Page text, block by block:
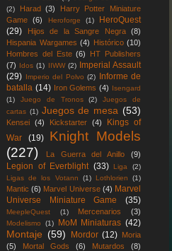
(2)
Harad (3)
Harry Potter Miniature
Game
(6) Heroforge (1)
HeroQuest
(29)
Hijos de la Sangre Negra
(8)
Hispania Wargames (4) Histórico (10)
Hombres del Este (6)
HT Publishers
(7) Idos (1) IIWW (2)
Imperial Assault
(29) Imperio del Polvo (2)
Informe de
batalla (14) Iron Golems (4) Isengard
(1)
Juego de Tronos (2)
Juegos de
cartas (1) Juegos de mesa (53)
Kensei (4) Kickstarter (4)
Kings of
War
(19)
Knight Models
(227)
La Guerra del Anillo (9)
Legion of Everblight (33) Liga
(2)
Ligas de los Votann
(1) Lothlorien (1)
Mantic (6) Marvel Universe (4) Marvel
Universe Miniature Game
(35)
MeepleQuest (1) Mercenarios (3)
Modelismo (1) MoM Miniaturas (42)
Montaje (59) Mordor (12) Moria
(5)
Mortal Gods (6) Mutardos
(8)